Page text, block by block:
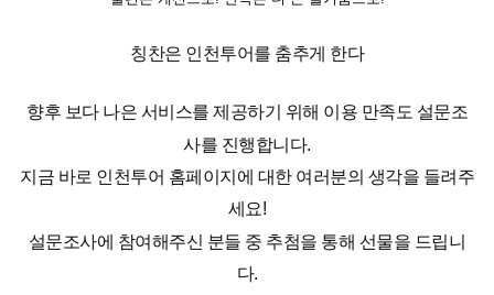
칭찬은 인천투어를 춤추게 한다
향후 보다 나은 서비스를 제공하기 위해 이용 만족도 설문조
사를 진행합니다.
지금 바로 인천투어 홈페이지에 대한 여러분의 생각을 들려주
세요!
설문조사에 참여해주신 분들 중 추첨을 통해 선물을 드립니
다.